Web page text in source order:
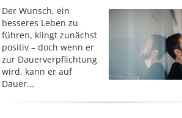
Der Wunsch, ein
besseres Leben zu
führen, klingt zunächst
positiv – doch wenn er
zur Dauerverpflichtung
wird, kann er auf
Dauer...